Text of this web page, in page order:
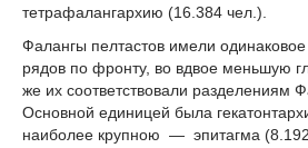
тетрафалангархию (16.384 чел.).
Фалангы пелтастов имели
рядов по фронту, во вдвое меньшую
же их соответствовали разделениям
Основной единицей была
наиболее крупною — эпитагма